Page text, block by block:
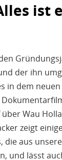
ist
der ihn
in dem neuen
Wau
zeigt
die aus
und lässt